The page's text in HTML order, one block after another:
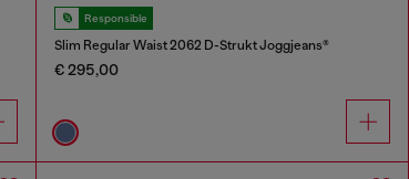
Responsible
Slim Regular Waist 2062 D-Strukt Joggjeans®
€ 295,00